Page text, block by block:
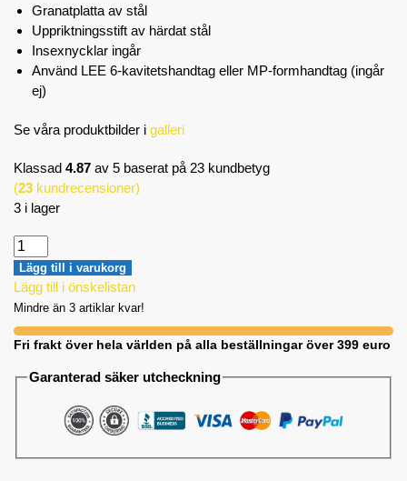
Granatplatta av stål
Uppriktningsstift av härdat stål
Insexnycklar ingår
Använd LEE 6-kavitetshandtag eller MP-formhandtag (ingår
ej)
Se våra produktbilder i galleri
Klassad 4.87 av 5 baserat på 23 kundbetyg
(23 kundrecensioner)
3 i lager
Lägg till i varukorg
Lägg till i önskelistan
Mindre än 3 artiklar kvar!
Fri frakt över hela världen på alla beställningar över 399 euro
Garanterad säker utcheckning